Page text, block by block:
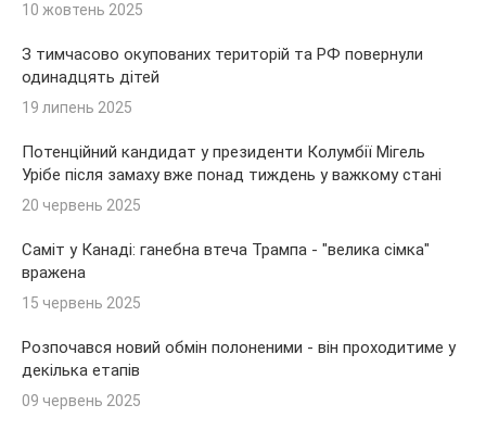
10 жовтень 2025
З тимчасово окупованих територій та РФ повернули
одинадцять дітей
19 липень 2025
Потенційний кандидат у президенти Колумбії Мігель
Урібе після замаху вже понад тиждень у важкому стані
20 червень 2025
Саміт у Канаді: ганебна втеча Трампа - "велика сімка"
вражена
15 червень 2025
Розпочався новий обмін полоненими - він проходитиме у
декілька етапів
09 червень 2025